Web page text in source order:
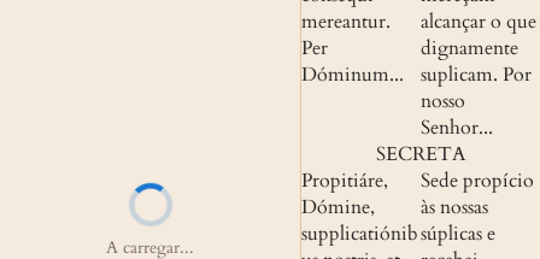
A carregar...
mereantur.
Per
Dóminum...
alcançar o que
dignamente
suplicam. Por
nosso
Senhor...
SECRETA
Propitiáre,
Dómine,
supplicatiónib
Sede propício
às nossas
súplicas e